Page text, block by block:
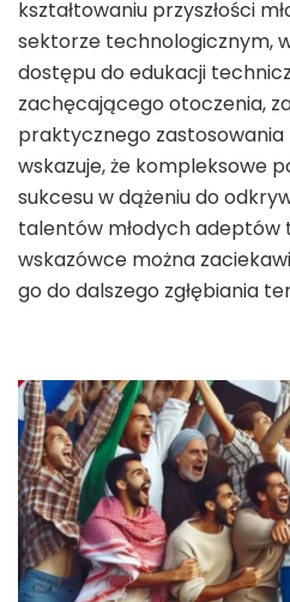
kształtowaniu przyszłości
sektorze technologicznym,
dostępu do edukacji
zachęcającego otoczenia,
praktycznego zastosowania
wskazuje, że kompleksowe
sukcesu w dążeniu do
talentów młodych adeptów
wskazówce można
go do dalszego zgłębiania